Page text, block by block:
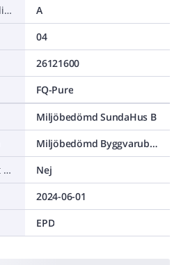
Förlängd ansvarstid enligt ALEM-09
A
04
26121600
FQ-Pure
Miljöbedömd SundaHus B
Miljöbedömd Byggvarubedömning Accepteras
Informationsplikt enligt REACH
Nej
2024-06-01
EPD